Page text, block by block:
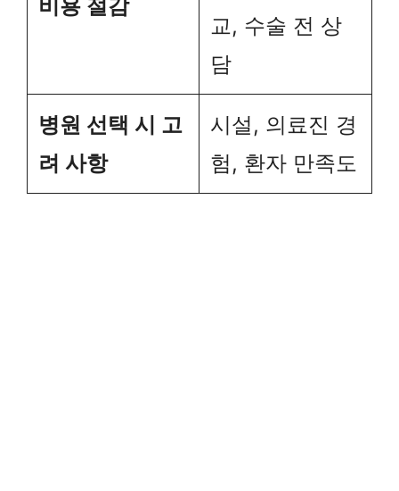
비용 절감
교, 수술 전 상
담
병원 선택 시 고
려 사항
시설, 의료진 경
험, 환자 만족도